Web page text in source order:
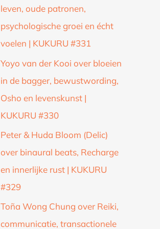
leven, oude patronen,
psychologische groei en écht
voelen | KUKURU #331
Yoyo van der Kooi over bloeien
in de bagger, bewustwording,
Osho en levenskunst |
KUKURU #330
Peter & Huda Bloom (Delic)
over binaural beats, Recharge
en innerlijke rust | KUKURU
#329
Toña Wong Chung over Reiki,
communicatie, transactionele